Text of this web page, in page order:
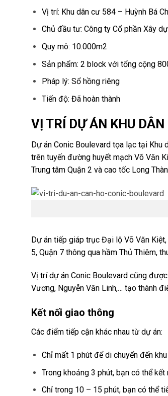
Vị trí: Khu dân cư 584 – Huỳnh Bá
Chủ đầu tư: Công ty Cổ phần Xây
Quy mô: 10.000m2
Sản phẩm: 2 block với tổng cộng
Pháp lý: Sổ hồng riêng
Tiến độ: Đã hoàn thành
VỊ TRÍ DỰ ÁN KHU
Dự án Conic Boulevard tọa lạc tại Khu
trên tuyến đường huyết mạch Võ Văn
Trung tâm Quận 2 và cao tốc Long
Dự án tiếp giáp trục Đại lộ Võ Văn Kiệt,
5, Quận 7 thông qua hầm Thủ Thiêm,
Vị trí dự án Conic Boulevard cũng
Vương, Nguyễn Văn Linh,… tạo thành
Kết nối giao thông
Các điểm tiếp cận khác nhau từ dự án:
Chỉ mất 1 phút để di chuyển đến
Trong khoảng 3 phút, bạn có thể kết
Chỉ trong 10 – 15 phút, bạn có thể